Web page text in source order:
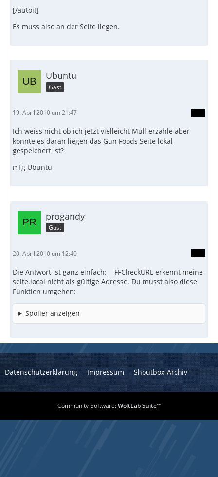
[/autoit]
Es muss also an der Seite liegen.
Ubuntu
Gast
19. April 2010 um 21:47
Ich weiss nicht ob ich jetzt vielleicht Müll erzähle aber
könnte es daran liegen das Gun Foods Seite lokal
gespeichert ist?
mfg Ubuntu
progandy
Gast
20. April 2010 um 12:40
Die Antwort ist ganz einfach: __FFCheckURL erkennt meine-
seite.local nicht als gültige Adresse. Du musst also diese
Funktion umgehen:
Spoiler anzeigen
Datenschutzerklärung Impressum Shoutbox-Archiv
Community-Software:WoltLab Suite™